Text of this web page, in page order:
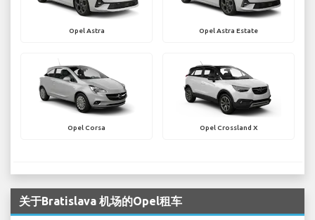
Opel Astra Opel Astra Estate
Opel Corsa Opel Crossland X
关于Bratislava 机场的Opel租车